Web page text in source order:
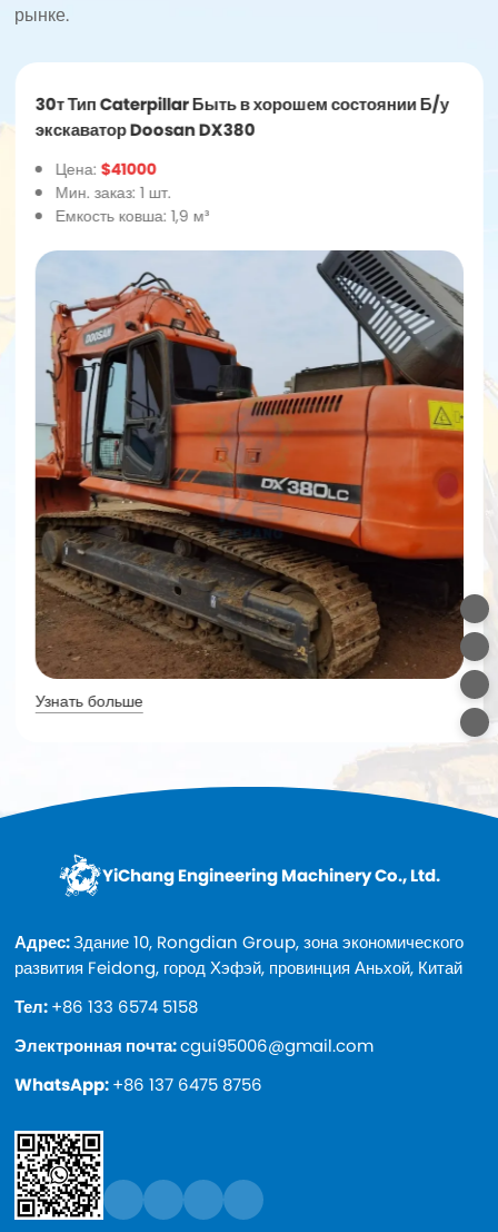
рынке.
30т Тип Caterpillar Быть в хорошем состоянии Б/у
экскаватор Doosan DX380
Цена: $41000
Мин. заказ: 1 шт.
Емкость ковша: 1,9 м³
Узнать больше
YiChang Engineering Machinery Co., Ltd.
Адрес:Здание 10, Rongdian Group, зона экономического
развития Feidong, город Хэфэй, провинция Аньхой, Китай
Тел:+86 133 6574 5158
Электронная почта:cgui95006@gmail.com
WhatsApp:+86 137 6475 8756